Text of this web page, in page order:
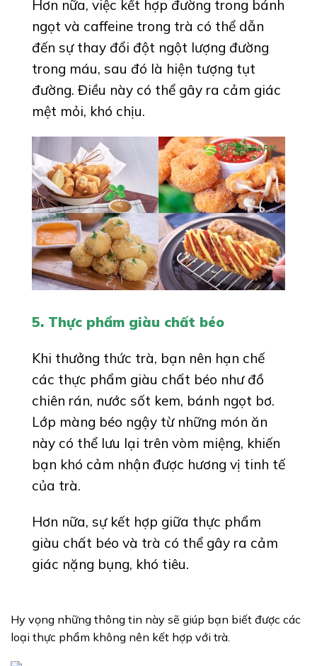
Hơn nữa, việc kết hợp đường trong bánh
ngọt và caffeine trong trà có thể dẫn
đến sự thay đổi đột ngột lượng đường
trong máu, sau đó là hiện tượng tụt
đường. Điều này có thể gây ra cảm giác
mệt mỏi, khó chịu.
5. Thực phẩm giàu chất béo
Khi thưởng thức trà, bạn nên hạn chế
các thực phẩm giàu chất béo như đồ
chiên rán, nước sốt kem, bánh ngọt bơ.
Lớp màng béo ngậy từ những món ăn
này có thể lưu lại trên vòm miệng, khiến
bạn khó cảm nhận được hương vị tinh tế
của trà.
Hơn nữa, sự kết hợp giữa thực phẩm
giàu chất béo và trà có thể gây ra cảm
giác nặng bụng, khó tiêu.
Hy vọng những thông tin này sẽ giúp bạn biết được các
loại thực phẩm không nên kết hợp với trà.